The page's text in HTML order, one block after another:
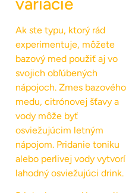
Ak ste typu, ktorý rád
experimentuje, môžete
bazový med použiť aj vo
svojich obľúbených
nápojoch. Zmes bazového
medu, citrónovej šťavy a
vody môže byť
osviežujúcim letným
nápojom. Pridanie toniku
alebo perlivej vody vytvorí
lahodný osviežujúci drink.